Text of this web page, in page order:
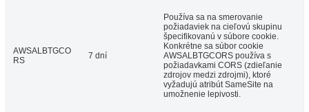
AWSALBTGCO
RS
7 dní
Používa sa na smerovanie
požiadaviek na cieľovú skupinu
špecifikovanú v súbore cookie.
Konkrétne sa súbor cookie
AWSALBTGCORS používa s
požiadavkami CORS (zdieľanie
zdrojov medzi zdrojmi), ktoré
vyžadujú atribút SameSite na
umožnenie lepivosti.